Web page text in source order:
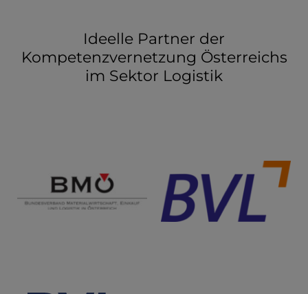
Ideelle Partner der
Kompetenzvernetzung Österreichs
im Sektor Logistik